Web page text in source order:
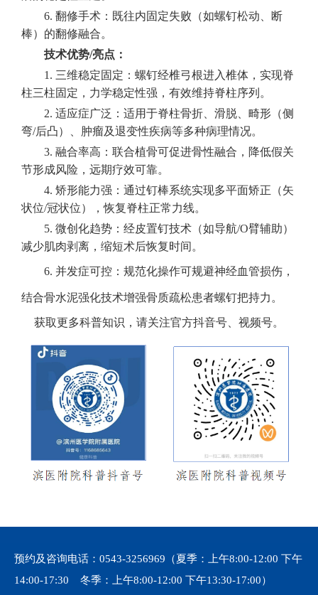
6. 翻修手术：既往内固定失败（如螺钉松动、断
棒）的翻修融合。
技术优势/亮点：
1. 三维稳定固定：螺钉经椎弓根进入椎体，实现脊
柱三柱固定，力学稳定性强，有效维持脊柱序列。
2. 适应症广泛：适用于脊柱骨折、滑脱、畸形（侧
弯/后凸）、肿瘤及退变性疾病等多种病理情况。
3. 融合率高：联合植骨可促进骨性融合，降低假关
节形成风险，远期疗效可靠。
4. 矫形能力强：通过钉棒系统实现多平面矫正（矢
状位/冠状位），恢复脊柱正常力线。
5. 微创化趋势：经皮置钉技术（如导航/O臂辅助）
减少肌肉剥离，缩短术后恢复时间。
6. 并发症可控：规范化操作可规避神经血管损伤，
结合骨水泥强化技术增强骨质疏松患者螺钉把持力。
获取更多科普知识，请关注官方抖音号、视频号。
预约及咨询电话： 0543-3256969 （夏季：上午8:00-12:00 下午
14:00-17:30 冬季：上午8:00-12:00 下午13:30-17:00）